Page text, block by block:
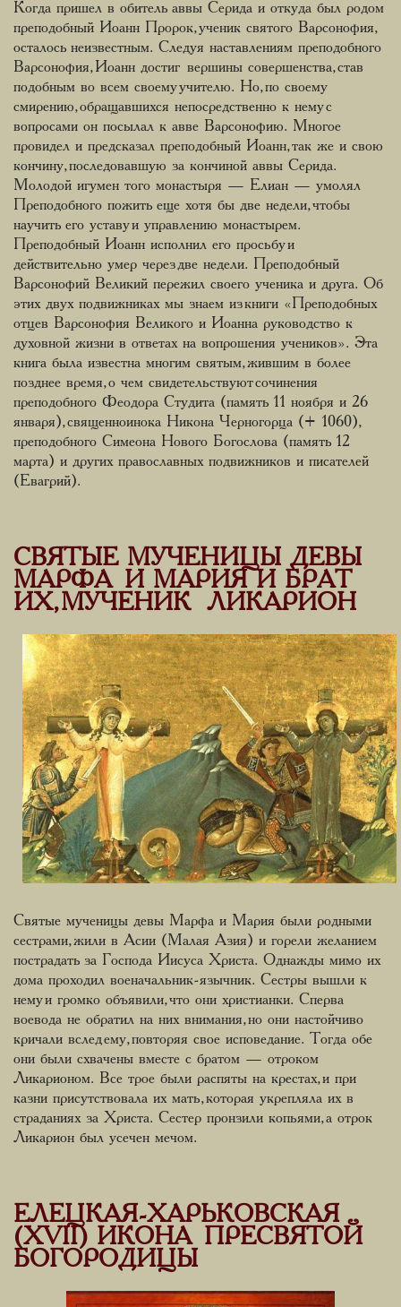
Когда пришел в обитель аввы Серида и откуда был родом
преподобный Иоанн Пророк, ученик святого Варсонофия,
осталось неизвестным. Следуя наставлениям преподобного
Варсонофия, Иоанн достиг вершины совершенства, став
подобным во всем своему учителю. Но, по своему
смирению, обращавшихся непосредственно к нему с
вопросами он посылал к авве Варсонофию. Многое
провидел и предсказал преподобный Иоанн, так же и свою
кончину, последовавшую за кончиной аввы Серида.
Молодой игумен того монастыря — Елиан — умолял
Преподобного пожить еще хотя бы две недели, чтобы
научить его уставу и управлению монастырем.
Преподобный Иоанн исполнил его просьбу и
действительно умер через две недели. Преподобный
Варсонофий Великий пережил своего ученика и друга. Об
этих двух подвижниках мы знаем из книги «Преподобных
отцев Варсонофия Великого и Иоанна руководство к
духовной жизни в ответах на вопрошения учеников». Эта
книга была известна многим святым, жившим в более
позднее время, о чем свидетельствуют сочинения
преподобного Феодора Студита (память 11 ноября и 26
января), священноинока Никона Черногорца (+ 1060),
преподобного Симеона Нового Богослова (память 12
марта) и других православных подвижников и писателей
(Евагрий).
СВЯТЫЕ МУЧЕНИЦЫ ДЕВЫ
МАРФА И МАРИЯ И БРАТ
ИХ, МУЧЕНИК ЛИКАРИОН
Святые мученицы девы Марфа и Мария были родными
сестрами, жили в Асии (Малая Азия) и горели желанием
пострадать за Господа Иисуса Христа. Однажды мимо их
дома проходил военачальник-язычник. Сестры вышли к
нему и громко объявили, что они христианки. Сперва
воевода не обратил на них внимания, но они настойчиво
кричали вслед ему, повторяя свое исповедание. Тогда обе
они были схвачены вместе с братом — отроком
Ликарионом. Все трое были распяты на крестах, и при
казни присутствовала их мать, которая укрепляла их в
страданиях за Христа. Сестер пронзили копьями, а отрок
Ликарион был усечен мечом.
ЕЛЕЦКАЯ-ХАРЬКОВСКАЯ
(XVII) ИКОНА ПРЕСВЯТОЙ
БОГОРОДИЦЫ